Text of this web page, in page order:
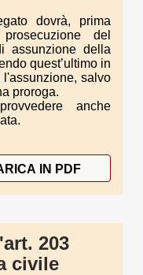
dovrà, prima
del
assunzione della
quest’ultimo in
salvo
proroga.
anche
IN PDF
203
civile